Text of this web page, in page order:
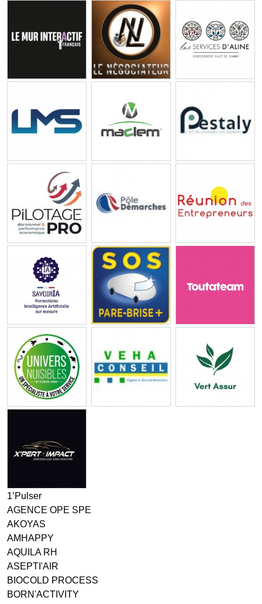
1’Pulser
AGENCE OPE SPE
AKOYAS
AMHAPPY
AQUILA RH
ASEPTI'AIR
BIOCOLD PROCESS
BORN'ACTIVITY